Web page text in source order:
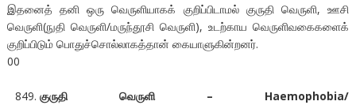
இதனைத் தனி ஒரு வெருளியாகக் குறிப்பிடாமல் குருதி வெருளி, ஊசி
வெருளி(நுதி வெருளி/மருந்தூசி வெருளி), உடற்காய வெருளிவகைகளைக்
குறிப்பிடும் பொதுச்சொல்லாகத்தான் கையாளுகின்றனர்.
00
குருதி வெருளி – Haemophobia/